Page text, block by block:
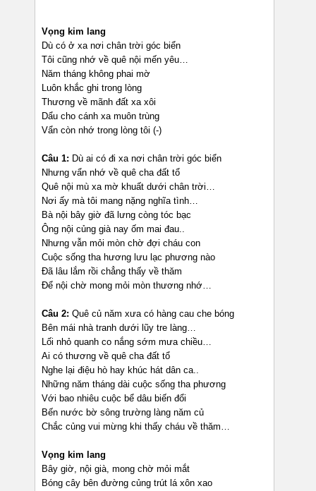
Vọng kim lang
Dù có ở xa nơi chân trời góc biển
Tôi cũng nhớ về quê nội mến yêu…
Năm tháng không phai mờ
Luôn khắc ghi trong lòng
Thương về mãnh đất xa xôi
Dẩu cho cánh xa muôn trùng
Vẩn còn nhớ trong lòng tôi (-)
Câu 1: Dù ai có đi xa nơi chân trời góc biển
Nhưng vẩn nhớ về quê cha đất tổ
Quê nội mù xa mờ khuất dưới chân trời…
Nơi ấy mà tôi mang nặng nghĩa tình…
Bà nội bây giờ đã lưng còng tóc bạc
Ông nội củng già nay ốm mai đau..
Nhưng vẫn mỏi mòn chờ đợi cháu con
Cuộc sống tha hương lưu lạc phương nào
Đã lâu lắm rồi chẳng thấy về thăm
Để nội chờ mong mỏi mòn thương nhớ…
Câu 2: Quê củ năm xưa có hàng cau che bóng
Bên mái nhà tranh dưới lũy tre làng…
Lối nhỏ quanh co nắng sớm mưa chiều…
Ai có thương về quê cha đất tổ
Nghe lại điệu hò hay khúc hát dân ca..
Những năm tháng dài cuộc sống tha phương
Với bao nhiêu cuộc bể dâu biến đổi
Bến nước bờ sông trường làng năm củ
Chắc củng vui mừng khi thấy cháu về thăm…
Vọng kim lang
Bây giờ, nội già, mong chờ mỏi mắt
Bóng cây bên đường củng trút lá xôn xao